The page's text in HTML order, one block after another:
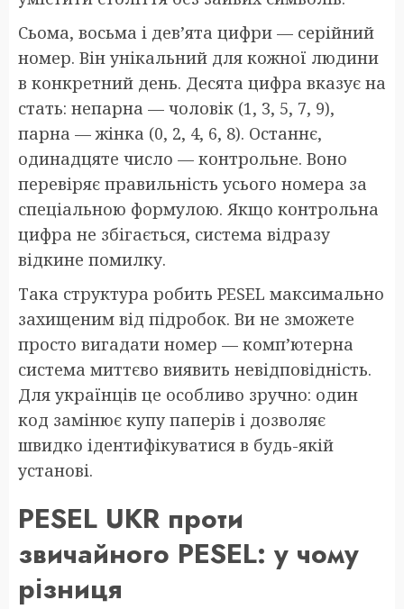
Сьома, восьма і дев’ята цифри — серійний
номер. Він унікальний для кожної людини
в конкретний день. Десята цифра вказує на
стать: непарна — чоловік (1, 3, 5, 7, 9),
парна — жінка (0, 2, 4, 6, 8). Останнє,
одинадцяте число — контрольне. Воно
перевіряє правильність усього номера за
спеціальною формулою. Якщо контрольна
цифра не збігається, система відразу
відкине помилку.
Така структура робить PESEL максимально
захищеним від підробок. Ви не зможете
просто вигадати номер — комп’ютерна
система миттєво виявить невідповідність.
Для українців це особливо зручно: один
код замінює купу паперів і дозволяє
швидко ідентифікуватися в будь-якій
установі.
PESEL UKR проти
звичайного PESEL: у чому
різниця